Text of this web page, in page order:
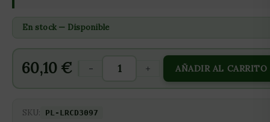
En stock — Disponible
60,10 € - + AÑADIR AL CARRITO
SKU: PL-LRCD3097